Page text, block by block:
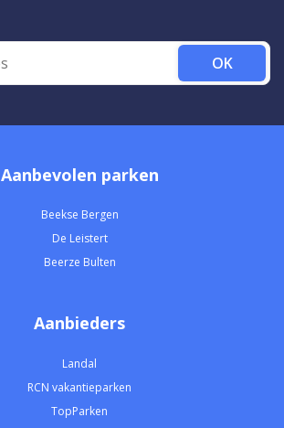
OK
Aanbevolen parken
Beekse Bergen
De Leistert
Beerze Bulten
Aanbieders
Landal
RCN vakantieparken
TopParken